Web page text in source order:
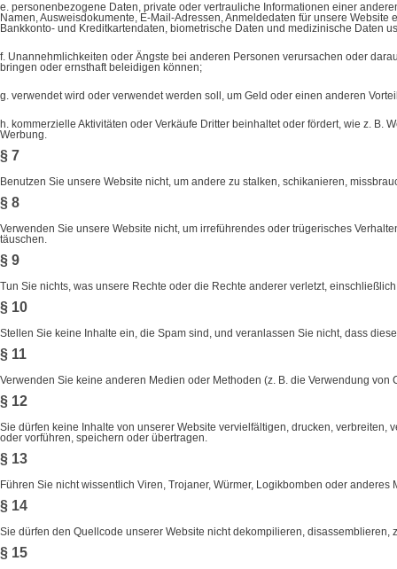
e. personenbezogene Daten, private oder vertrauliche Informationen einer
Namen, Ausweisdokumente, E-Mail-Adressen, Anmeldedaten für unsere
Bankkonto- und Kreditkartendaten, biometrische Daten und medizinische Daten
f. Unannehmlichkeiten oder Ängste bei anderen Personen verursachen oder
bringen oder ernsthaft beleidigen können;
g. verwendet wird oder verwendet werden soll, um Geld oder einen anderen
h. kommerzielle Aktivitäten oder Verkäufe Dritter beinhaltet oder fördert, wie z.
Werbung.
§ 7
Benutzen Sie unsere Website nicht, um andere zu stalken, schikanieren,
§ 8
Verwenden Sie unsere Website nicht, um irreführendes oder trügerisches
täuschen.
§ 9
Tun Sie nichts, was unsere Rechte oder die Rechte anderer verletzt,
§ 10
Stellen Sie keine Inhalte ein, die Spam sind, und veranlassen Sie nicht, dass
§ 11
Verwenden Sie keine anderen Medien oder Methoden (z. B. die Verwendung
§ 12
Sie dürfen keine Inhalte von unserer Website vervielfältigen, drucken,
oder vorführen, speichern oder übertragen.
§ 13
Führen Sie nicht wissentlich Viren, Trojaner, Würmer, Logikbomben oder
§ 14
Sie dürfen den Quellcode unserer Website nicht dekompilieren,
§ 15